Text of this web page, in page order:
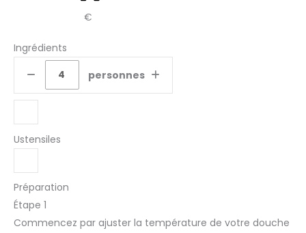
€
Ingrédients
personnes
Ustensiles
Préparation
Étape 1
Commencez par ajuster la température de votre douche